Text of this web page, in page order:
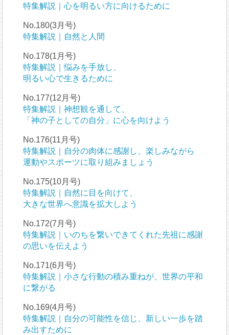
特集解説｜心を明るい方に向けるために
No.180(3月号)
特集解説｜自然と人間
No.178(1月号)
特集解説｜悩みを手放し、
明るい心で生きるために
No.177(12月号)
特集解説｜神想観を通して、
「神の子としての自分」に心を向けよう
No.176(11月号)
特集解説｜自分の肉体に感謝し、楽しみながら
運動やスポーツに取り組みましょう
No.175(10月号)
特集解説｜自然に目を向けて、
大きな世界へ意識を拡大しよう
No.172(7月号)
特集解説｜いのちを繋いできてくれた先祖に感謝
の思いを伝えよう
No.171(6月号)
特集解説｜小さな行動の積み重ねが、世界の平和
に繋がる
No.169(4月号)
特集解説｜自分の可能性を信じ、新しい一歩を踏
み出すために